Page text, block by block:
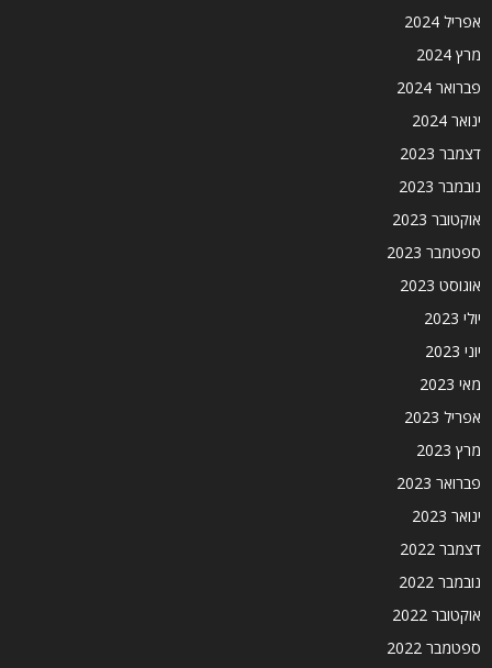
אפריל 2024
מרץ 2024
פברואר 2024
ינואר 2024
דצמבר 2023
נובמבר 2023
אוקטובר 2023
ספטמבר 2023
אוגוסט 2023
יולי 2023
יוני 2023
מאי 2023
אפריל 2023
מרץ 2023
פברואר 2023
ינואר 2023
דצמבר 2022
נובמבר 2022
אוקטובר 2022
ספטמבר 2022